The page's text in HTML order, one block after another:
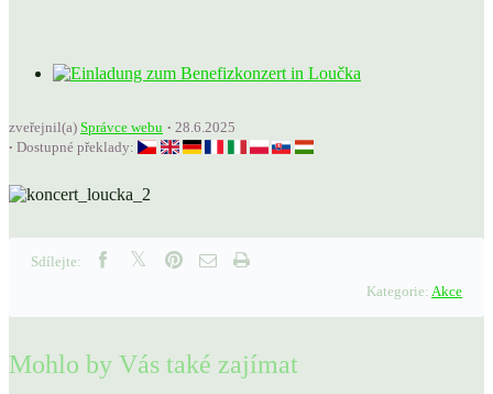
zveřejnil(a) Správce webu
28.6.2025
Dostupné překlady:
Sdílejte:
Kategorie: Akce
Mohlo by Vás také zajímat